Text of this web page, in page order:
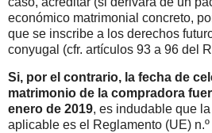
económico matrimonial concreto,
que se inscribe a los derechos
conyugal (cfr. artículos 93 a 96 del
Si, por el contrario, la fecha de
matrimonio de la compradora
enero de 2019, es indudable que
aplicable es el Reglamento (UE)